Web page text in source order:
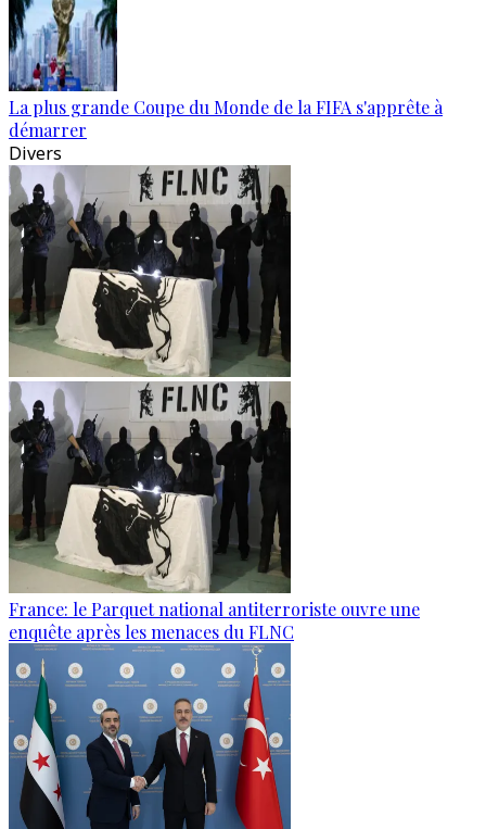
La plus grande Coupe du Monde de la FIFA s'apprête à
démarrer
Divers
France: le Parquet national antiterroriste ouvre une
enquête après les menaces du FLNC